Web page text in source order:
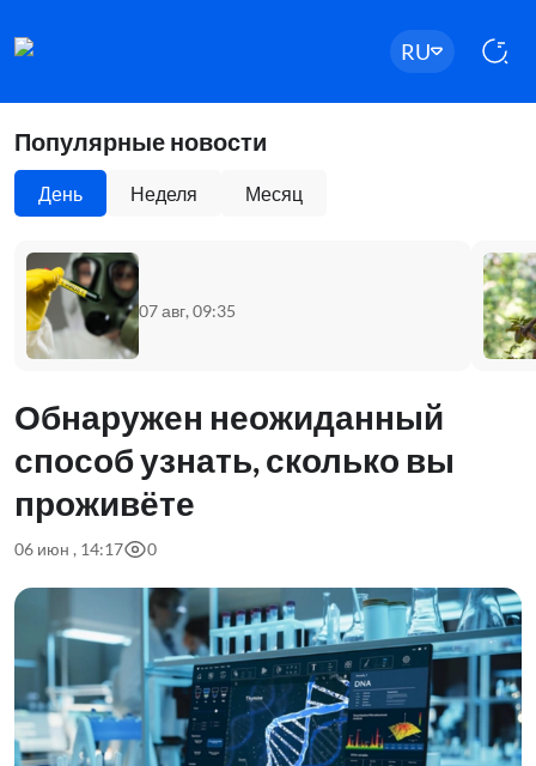
RU
Популярные новости
День Неделя Месяц
07 авг, 09:35
Обнаружен неожиданный
способ узнать, сколько вы
проживёте
06 июн , 14:17 0